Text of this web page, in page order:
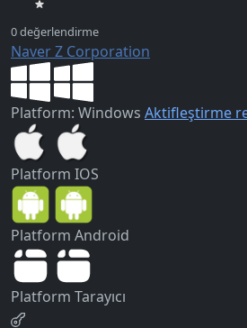
Naver Z Corporation
Platform: Windows Aktifleştirme
Platform IOS
Platform Android
Platform Tarayıcı